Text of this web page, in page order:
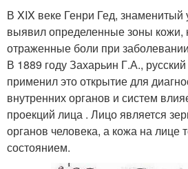
В XIX веке Генри Гед, знаменитый
выявил определенные зоны кожи,
отраженные боли при
В 1889 году Захарьин Г.А.,
применил это открытие для
внутренних органов и систем
проекций лица . Лицо является
органов человека, а кожа на лице
состоянием.